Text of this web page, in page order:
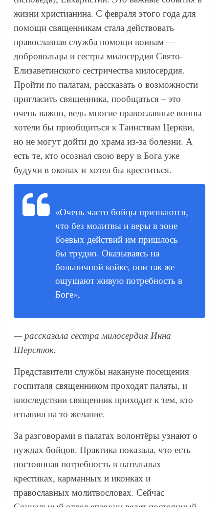
жизни христианина. С февраля этого года для
помощи священникам стала действовать
православная служба помощи воинам —
добровольцы и сестры милосердия Свято-
Елизаветинского сестричества милосердия.
Пройти по палатам, рассказать о возможности
пригласить священника, пообщаться – это
очень важно, ведь многие православные воины
хотели бы приобщиться к Таинствам Церкви,
но не могут дойти до храма из-за болезни. А
есть те, кто осознал свою веру в Бога уже
будучи в окопах и хотел бы креститься.
«Очень часто бойцы признаются,
что без молитвы и веры в зоне
боевых действий им пришлось
бы трудно. Оказываясь на
больничной койке, они так же
ощущают живую потребность в
Боге»,
— рассказала сестра милосердия Инна
Шерстюк.
Представители службы накануне посещения
госпиталя священником проходят палаты, и
впоследствии священник приходит к тем, кто
изъявил на то желание.
За разговорами в палатах волонтёры узнают о
нуждах бойцов. Практика показала, что есть
постоянная потребность в нательных
крестиках, карманных и иконках и
православных молитвословах. Сейчас